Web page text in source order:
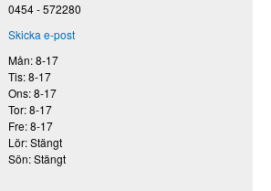
0454 - 572280
Skicka e-post
Mån: 8-17
Tis: 8-17
Ons: 8-17
Tor: 8-17
Fre: 8-17
Lör: Stängt
Sön: Stängt